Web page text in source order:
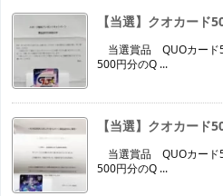
【当選】クオカード
当選賞品 QUOカー
500円分のQ ...
【当選】クオカード
当選賞品 QUOカー
500円分のQ ...